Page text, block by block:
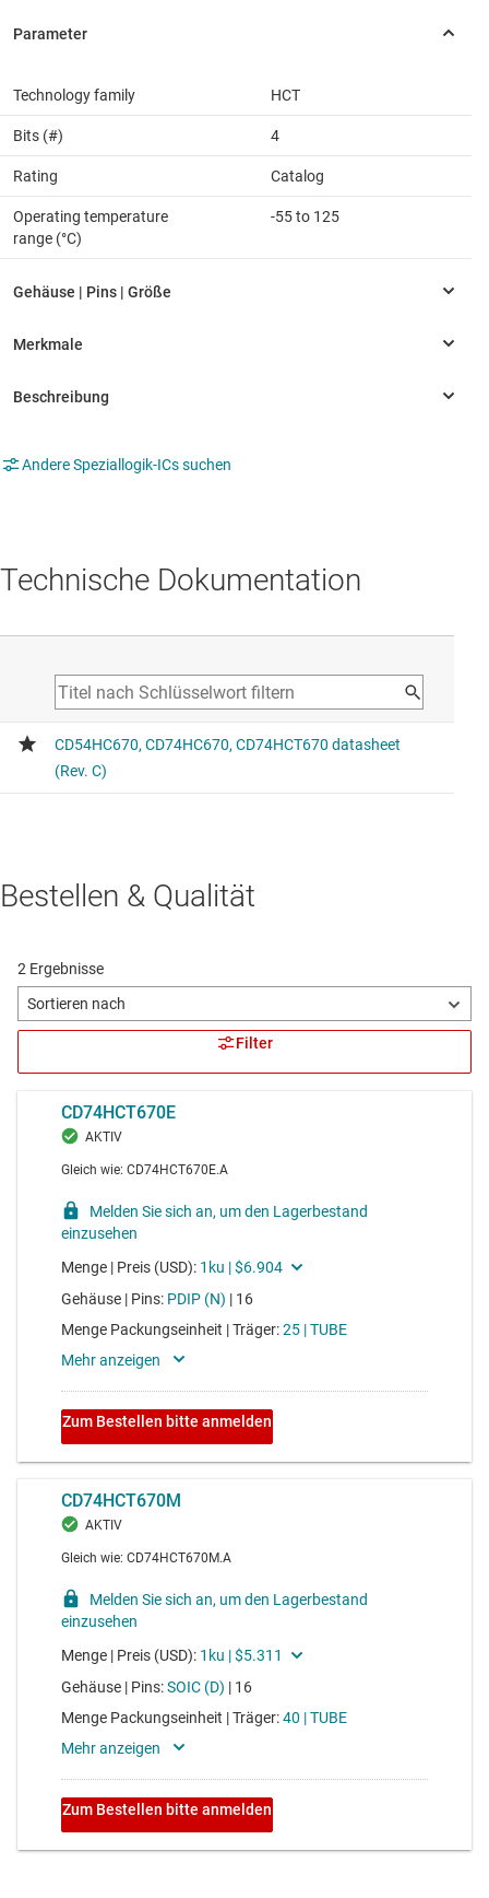
Technology family HCT
Bits (#) 4
Rating Catalog
Operating temperature
range (°C)
-55 to 125
Andere Speziallogik-ICs suchen
Technische Dokumentation
Bestellen & Qualität